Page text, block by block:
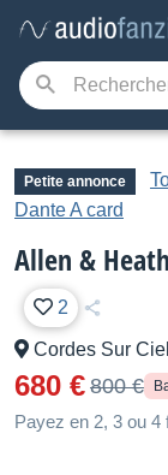
Petite annonce
Dante A card
Allen &
2
Cordes Sur
680 € 800 €
Payez en 2, 3 ou